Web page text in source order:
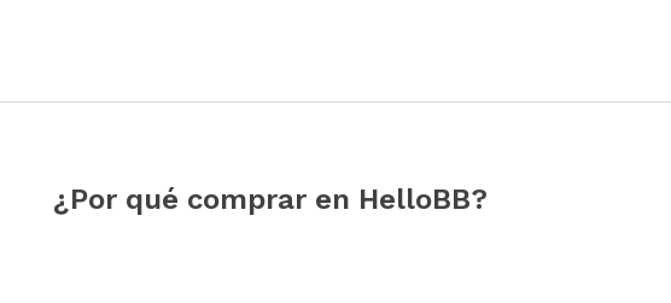
¿Por qué comprar en HelloBB?